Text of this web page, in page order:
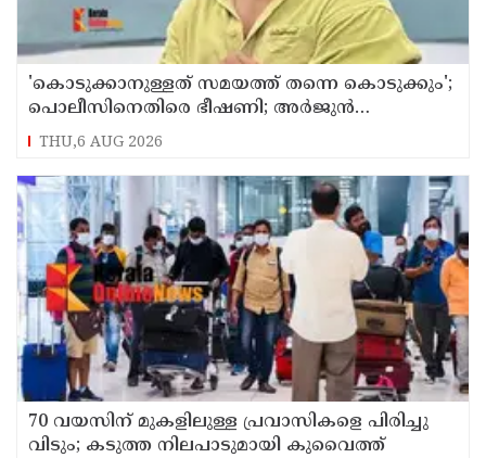
'കൊടുക്കാനുള്ളത് സമയത്ത് തന്നെ കൊടുക്കും';
പൊലീസിനെതിരെ ഭീഷണി; അർജുൻ
ആയങ്കിക്കെതിരെ കേസെടുത്തു
THU,6 AUG 2026
70 വയസിന് മുകളിലുള്ള പ്രവാസികളെ പിരിച്ചു
വിടും; കടുത്ത നിലപാടുമായി കുവൈത്ത്